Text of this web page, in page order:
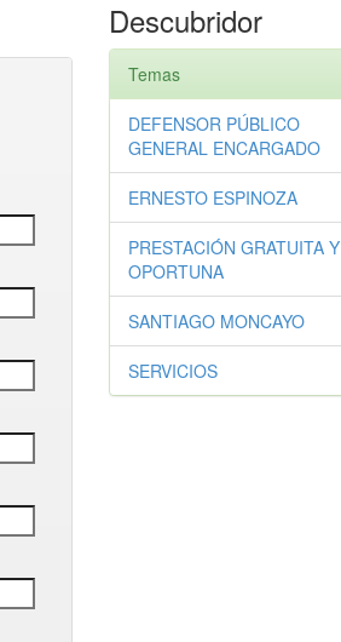
Descubridor
Temas
DEFENSOR PÚBLICO
GENERAL ENCARGADO
ERNESTO ESPINOZA
PRESTACIÓN GRATUITA Y
OPORTUNA
SANTIAGO MONCAYO
SERVICIOS